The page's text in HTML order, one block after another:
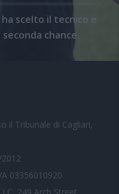
scelto il tecnico e
chance
il Tribunale di Cagliari,
03356010920